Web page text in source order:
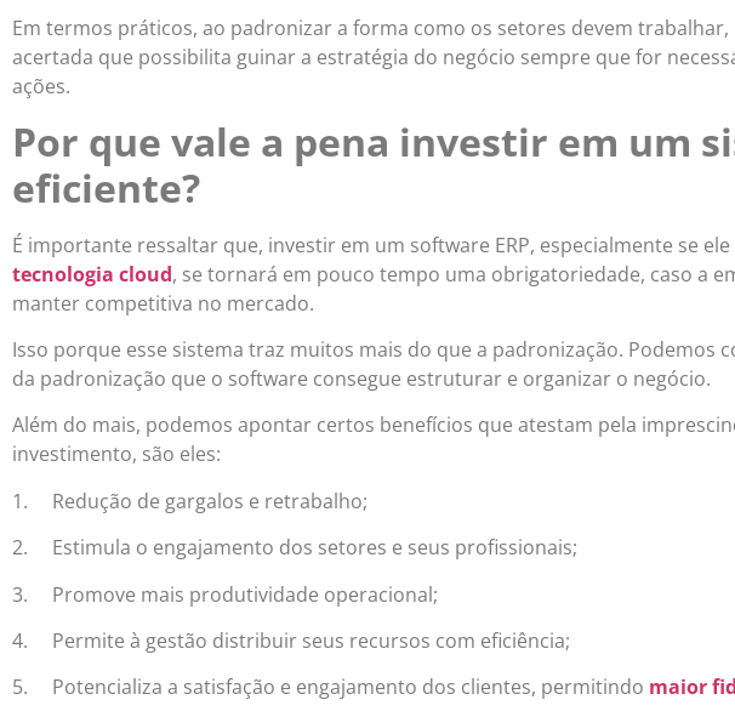
Em termos práticos, ao padronizar a forma como os setores devem trabalhar,
acertada que possibilita guinar a estratégia do negócio sempre que for
ações.
Por que vale a pena investir em um
eficiente?
É importante ressaltar que, investir em um software ERP, especialmente se
tecnologia cloud, se tornará em pouco tempo uma obrigatoriedade, caso a
manter competitiva no mercado.
Isso porque esse sistema traz muitos mais do que a padronização. Podemos
da padronização que o software consegue estruturar e organizar o negócio.
Além do mais, podemos apontar certos benefícios que atestam pela
investimento, são eles:
1. Redução de gargalos e retrabalho;
2. Estimula o engajamento dos setores e seus profissionais;
3. Promove mais produtividade operacional;
4. Permite à gestão distribuir seus recursos com eficiência;
5. Potencializa a satisfação e engajamento dos clientes, permitindo maior